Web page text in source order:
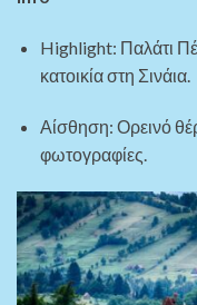
Highlight: Παλάτι
κατοικία στη Σινάια.
Αίσθηση: Ορεινό
φωτογραφίες.